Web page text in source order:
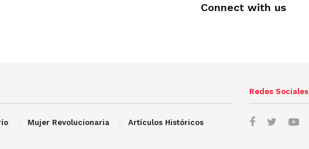
Connect with us
Mujer Revolucionaria Artículos Históricos
Redes Sociales